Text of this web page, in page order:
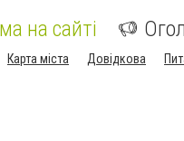
на сайті
Карта міста Довідкова